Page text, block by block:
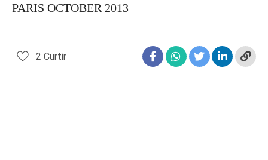
PARIS OCTOBER 2013
2 Curtir